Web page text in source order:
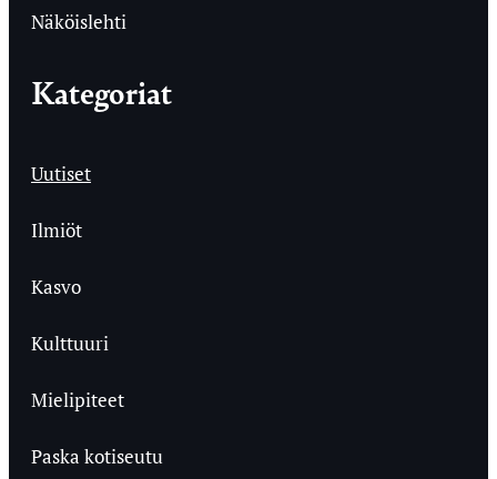
Näköislehti
Kategoriat
Uutiset
Ilmiöt
Kasvo
Kulttuuri
Mielipiteet
Paska kotiseutu